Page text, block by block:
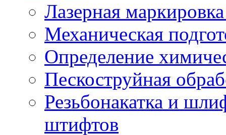
Лазерная
Механическая
Определение
Пескоструйная
Резьбонакатка и
штифтов